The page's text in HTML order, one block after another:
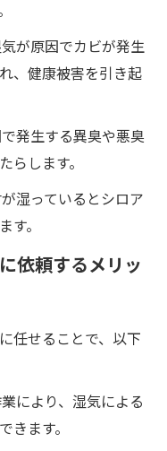
が原因でカビが発生
、健康被害を引き起
発生する異臭や悪臭
らします。
湿っているとシロア
す。
依頼するメリッ
任せることで、以下
により、湿気による
きます。